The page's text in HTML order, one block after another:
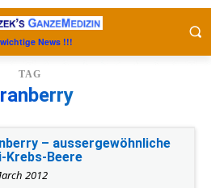
News !!!
TAG
– aussergewöhnliche
Krebs-Beere
2012